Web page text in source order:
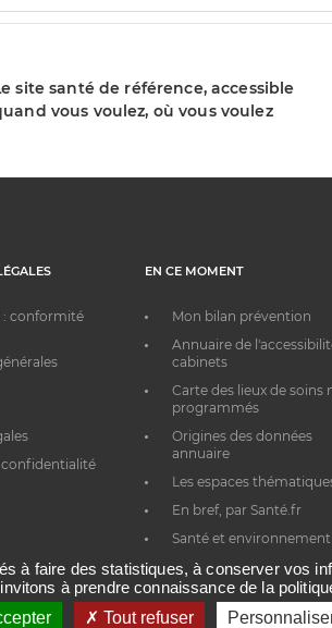
site santé de référence, accessible
vous voulez, où vous voulez
: conformité
EN CE MOMENT
Mon bilan prévention
Annuaire de
cabinets
Carte des lieux de soins
programmés
Origines des données
annuaire
Les espaces
En bref, par Santé.fr
Santé et environnement
à faire des statistiques, à conserver vos
à prendre connaissance de la
Tout refuser